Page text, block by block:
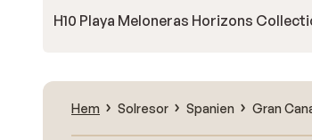
H10 Playa Meloneras Horizons
Hem Solresor Spanien Gran